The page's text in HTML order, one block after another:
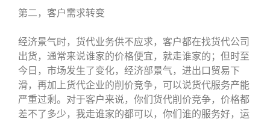
第二，客户需求转变
经济景气时，货代业务供不应求，客户都在找货代公司
出货，通常来说谁家的价格便宜，就走谁家的；但时至
今日，市场发生了变化，经济部景气，进出口贸易下
滑，再加上货代企业的削价竞争，可以说货代服务产能
严重过剩。对于客户来说，你们货代削价竞争，价格都
差不了多少，我走谁家的都可以，你们谁的服务好，运